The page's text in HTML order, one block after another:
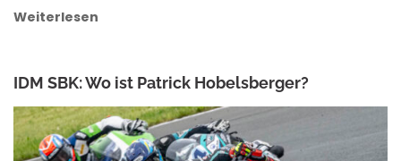
Weiterlesen
IDM SBK: Wo ist Patrick Hobelsberger?
ANKE WIECZOREK